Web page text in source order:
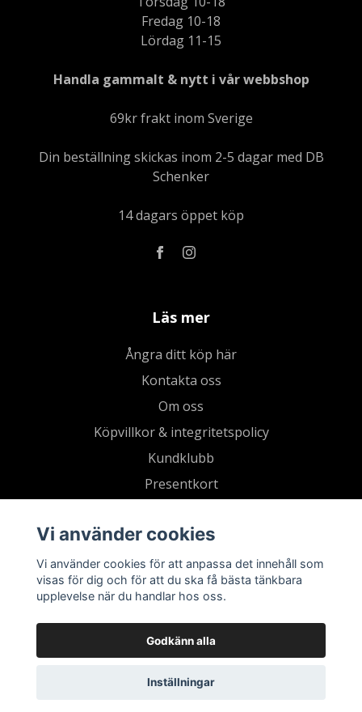
Fredag 10-18
Lördag 11-15
Handla gammalt & nytt i vår webbshop
69kr frakt inom Sverige
Din beställning skickas inom 2-5 dagar med DB
Schenker
14 dagars öppet köp
Läs mer
Ångra ditt köp här
Kontakta oss
Om oss
Köpvillkor & integritetspolicy
Kundklubb
Presentkort
© 2026 Living by Clementz
Vi använder cookies
Vi använder cookies för att anpassa det innehåll som
visas för dig och för att du ska få bästa tänkbara
upplevelse när du handlar hos oss.
Godkänn alla
Inställningar